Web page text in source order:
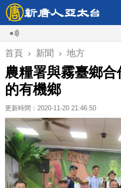
降
首頁 › 新聞 › 地方
農糧署與霧臺鄉
的有機鄉
更新時間：2020-11-20 21:46:50